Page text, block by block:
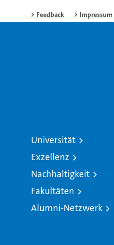
Feedback Impressum
Universität
Exzellenz
Nachhaltigkeit
Fakultäten
Alumni-Netzwerk